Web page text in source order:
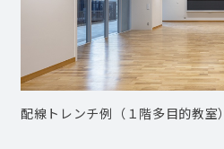
配線トレンチ例（１階多目的教室）